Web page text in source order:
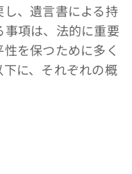
、遺言書による持
事項は、法的に重要
を保つために多く
に、それぞれの概